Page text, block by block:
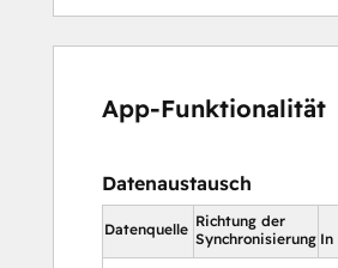
App-Funktionalität
Datenaustausch
Datenquelle Richtung der
Synchronisierung In